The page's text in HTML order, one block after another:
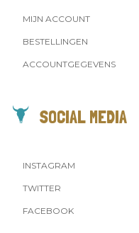
MIJN ACCOUNT
BESTELLINGEN
ACCOUNTGEGEVENS
SOCIAL MEDIA
INSTAGRAM
TWITTER
FACEBOOK